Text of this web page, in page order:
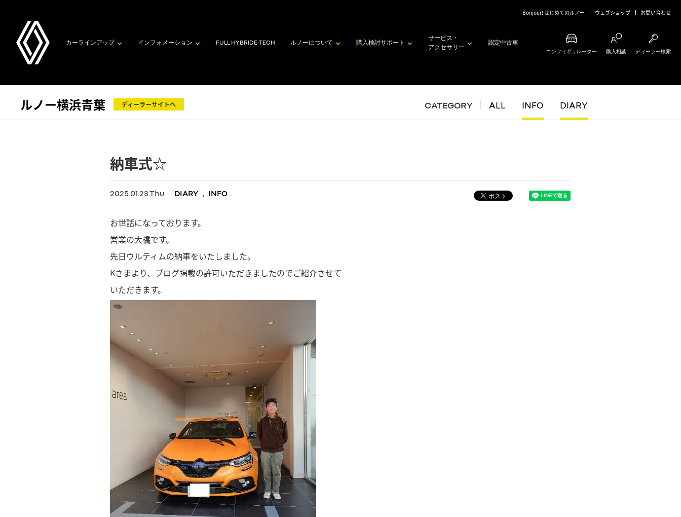
Bonjour! はじめてのルノー ウェブショップ お問い合わせ
カーラインアップ インフォメーション FULL HYBRIDE-TECH ルノーについて 購入検討サポート
サービス・
アクセサリー
認定中古車
コンフィギュレーター 購入相談 ディーラー検索
ルノー横浜青葉 ディーラーサイトへ CATEGORY ALL INFO DIARY
納車式☆
2025.01.23.Thu DIARY , INFO
お世話になっております。
営業の大橋です。
先日ウルティムの納車をいたしました。
Kさまより、ブログ掲載の許可いただきましたのでご紹介させて
いただきます。